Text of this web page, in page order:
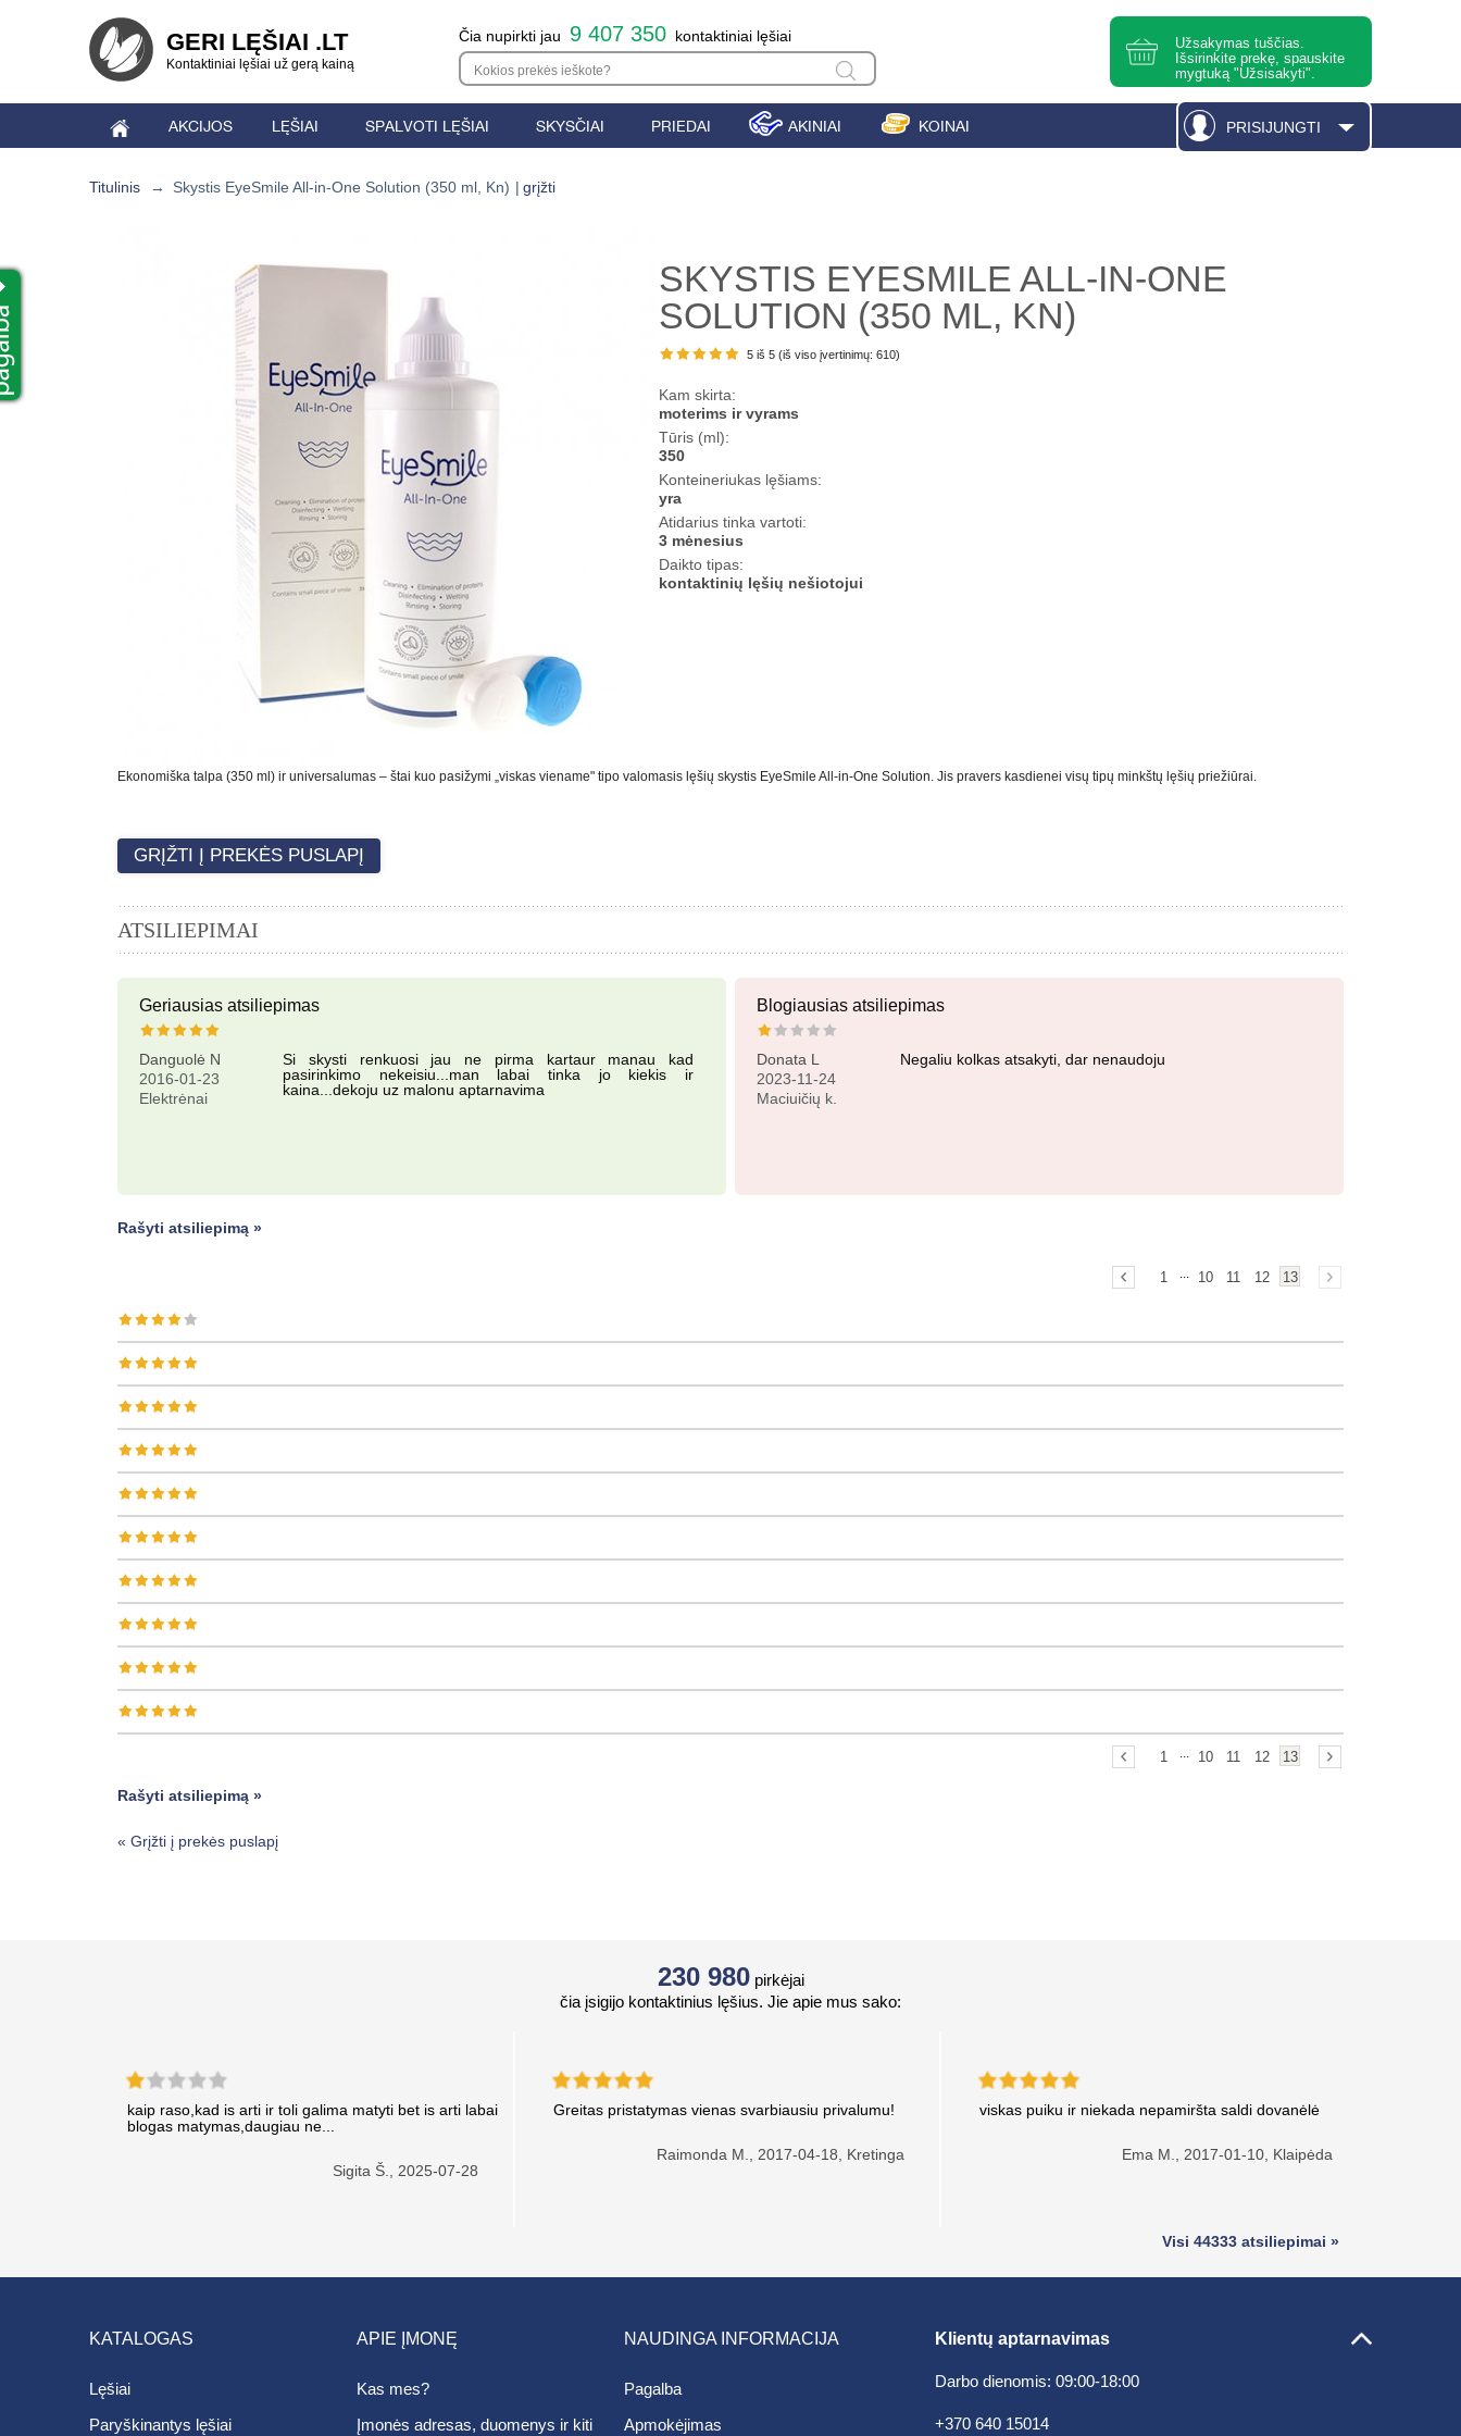
GERI LĘŠIAI .LT
Kontaktiniai lęšiai už gerą kainą
Čia nupirkti jau 9 407 350 kontaktiniai lęšiai
Užsakymas tuščias.
Išsirinkite prekę, spauskite
mygtuką "Užsisakyti".
PRISIJUNGTI
AKCIJOS LĘŠIAI SPALVOTI LĘŠIAI SKYSČIAI PRIEDAI AKINIAI KOINAI
Titulinis → Skystis EyeSmile All-in-One Solution (350 ml, Kn) | grįžti
SKYSTIS EYESMILE ALL-IN-ONE
SOLUTION (350 ML, KN)
5 iš 5 (iš viso įvertinimų: 610)
Kam skirta:
moterims ir vyrams
Tūris (ml):
350
Konteineriukas lęšiams:
yra
Atidarius tinka vartoti:
3 mėnesius
Daikto tipas:
kontaktinių lęšių nešiotojui
Ekonomiška talpa (350 ml) ir universalumas – štai kuo pasižymi „viskas viename" tipo valomasis lęšių skystis EyeSmile All-in-One Solution. Jis pravers kasdienei visų tipų minkštų lęšių priežiūrai.
GRĮŽTI Į PREKĖS PUSLAPĮ
ATSILIEPIMAI
Geriausias atsiliepimas
Danguolė N
2016-01-23
Elektrėnai
Si skysti renkuosi jau ne pirma kartaur manau kad
pasirinkimo nekeisiu...man labai tinka jo kiekis ir
kaina...dekoju uz malonu aptarnavima
Blogiausias atsiliepimas
Donata L
2023-11-24
Maciuičių k.
Negaliu kolkas atsakyti, dar nenaudoju
Rašyti atsiliepimą »
1 ... 10 11 12 13
1 ... 10 11 12 13
Rašyti atsiliepimą »
« Grįžti į prekės puslapį
230 980pirkėjai
čia įsigijo kontaktinius lęšius. Jie apie mus sako:
kaip raso,kad is arti ir toli galima matyti bet is arti labai
blogas matymas,daugiau ne...
Sigita Š., 2025-07-28
Greitas pristatymas vienas svarbiausiu privalumu!
Raimonda M., 2017-04-18, Kretinga
viskas puiku ir niekada nepamiršta saldi dovanėlė
Ema M., 2017-01-10, Klaipėda
Visi 44333 atsiliepimai »
KATALOGAS
Lęšiai
Paryškinantys lęšiai
APIE ĮMONĘ
Kas mes?
Įmonės adresas, duomenys ir kiti
NAUDINGA INFORMACIJA
Pagalba
Apmokėjimas
Klientų aptarnavimas
Darbo dienomis: 09:00-18:00
+370 640 15014